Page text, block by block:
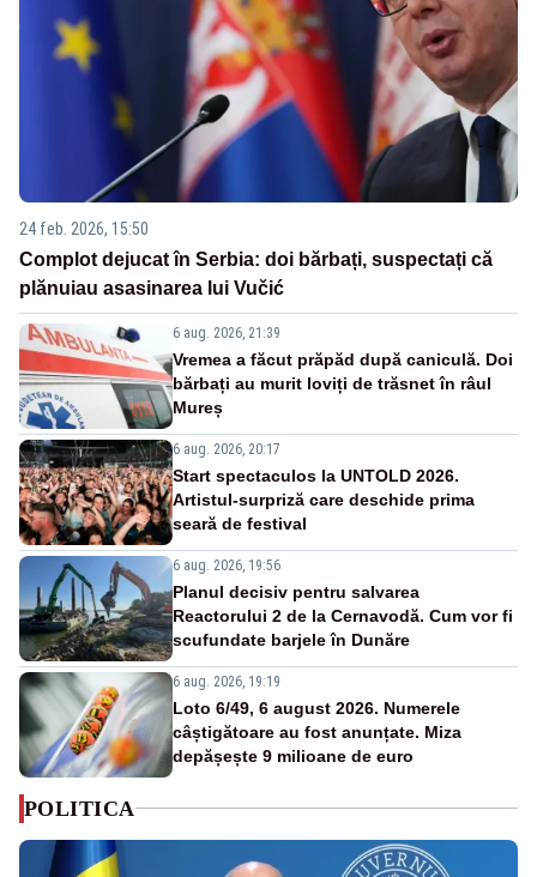
24 feb. 2026, 15:50
Complot dejucat în Serbia: doi bărbați, suspectați că
plănuiau asasinarea lui Vučić
6 aug. 2026, 21:39
Vremea a făcut prăpăd după caniculă. Doi
bărbați au murit loviți de trăsnet în râul
Mureș
6 aug. 2026, 20:17
Start spectaculos la UNTOLD 2026.
Artistul-surpriză care deschide prima
seară de festival
6 aug. 2026, 19:56
Planul decisiv pentru salvarea
Reactorului 2 de la Cernavodă. Cum vor fi
scufundate barjele în Dunăre
6 aug. 2026, 19:19
Loto 6/49, 6 august 2026. Numerele
câștigătoare au fost anunțate. Miza
depășește 9 milioane de euro
POLITICA